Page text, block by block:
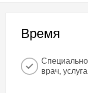
Время
врач, услуга